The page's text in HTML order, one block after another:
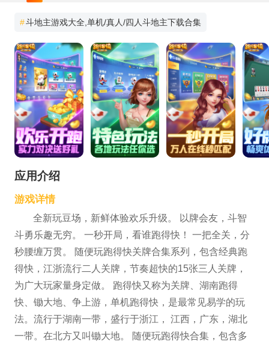
#斗地主游戏大全,单机/真人/四人斗地主下载合集
应用介绍
游戏详情
全新玩豆场，新鲜体验欢乐升级。 以牌会友，斗智
斗勇乐趣无穷。 一秒开局，看谁跑得快！ 一把全关，分
秒腰缠万贯。 随便玩跑得快关牌合集系列，包含经典跑
得快，江浙流行二人关牌，节奏超快的15张三人关牌，
为广大玩家量身定做。 跑得快又称为关牌、湖南跑得
快、锄大地、争上游，单机跑得快，是最常见易学的玩
法。流行于湖南一带，盛行于浙江， 江西，广东，湖北
一带。在北方又叫锄大地。 随便玩跑得快合集，包含多